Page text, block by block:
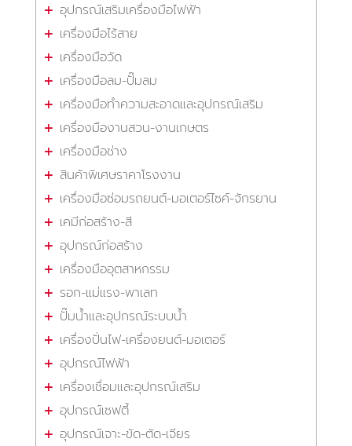
อุปกรณ์เสริมเครื่องมือไฟฟ้า
เครื่องมือไร้สาย
เครื่องมือวัด
เครื่องมือลม-ปั๊มลม
เครื่องมือทำความสะอาดและอุปกรณ์เสริม
เครื่องมืองานสวน-งานเกษตร
เครื่องมือช่าง
สินค้าพิเศษราคาโรงงาน
เครื่องมือซ่อมรถยนต์-มอเตอร์ไซค์-จักรยาน
เคมีก่อสร้าง-สี
อุปกรณ์ก่อสร้าง
เครื่องมืออุตสาหกรรม
รอก-แม่แรง-พาเลท
ปั๊มน้ำและอุปกรณ์ระบบน้ำ
เครื่องปั่นไฟ-เครื่องยนต์-มอเตอร์
อุปกรณ์ไฟฟ้า
เครื่องเชื่อมและอุปกรณ์เสริม
อุปกรณ์เซฟตี้
อุปกรณ์เจาะ-ขัด-ตัด-เจียร